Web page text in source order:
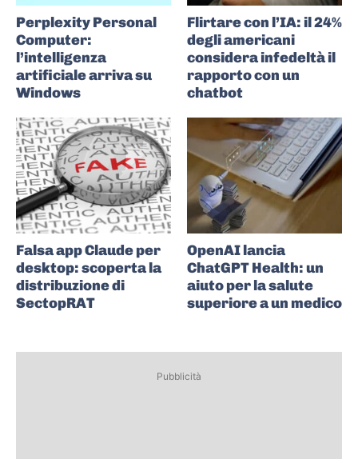
Perplexity Personal
Computer:
l’intelligenza
artificiale arriva su
Windows
Flirtare con l’IA: il 24%
degli americani
considera infedeltà il
rapporto con un
chatbot
Falsa app Claude per
desktop: scoperta la
distribuzione di
SectopRAT
OpenAI lancia
ChatGPT Health: un
aiuto per la salute
superiore a un medico
Pubblicità